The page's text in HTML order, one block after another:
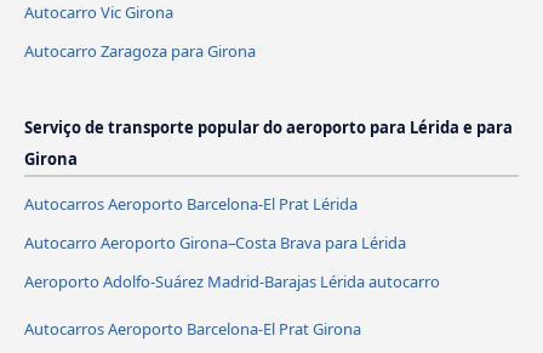
Autocarro Vic Girona
Autocarro Zaragoza para Girona
Serviço de transporte popular do aeroporto para Lérida e para
Girona
Autocarros Aeroporto Barcelona-El Prat Lérida
Autocarro Aeroporto Girona–Costa Brava para Lérida
Aeroporto Adolfo-Suárez Madrid-Barajas Lérida autocarro
Autocarros Aeroporto Barcelona-El Prat Girona